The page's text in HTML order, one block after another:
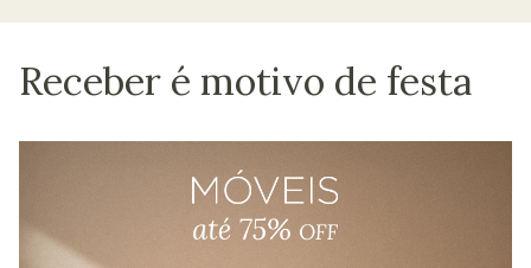
Receber é motivo de festa